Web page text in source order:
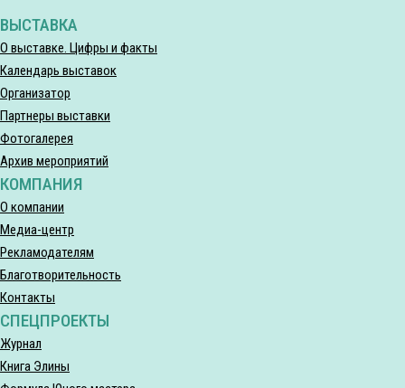
ВЫСТАВКА
О выставке. Цифры и факты
Календарь выставок
Организатор
Партнеры выставки
Фотогалерея
Архив мероприятий
КОМПАНИЯ
О компании
Медиа-центр
Рекламодателям
Благотворительность
Контакты
СПЕЦПРОЕКТЫ
Журнал
Книга Элины